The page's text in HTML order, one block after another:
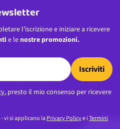
l’iscrizione e iniziare a ricevere
e le nostre promozioni.
Iscriviti
, presto il mio consenso per ricevere
vi si applicano laPrivacy Policye iTermini